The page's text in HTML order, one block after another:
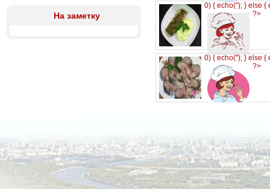
На заметку
0) { echo(''); } else {
?>
0) { echo(''); } else {
?>